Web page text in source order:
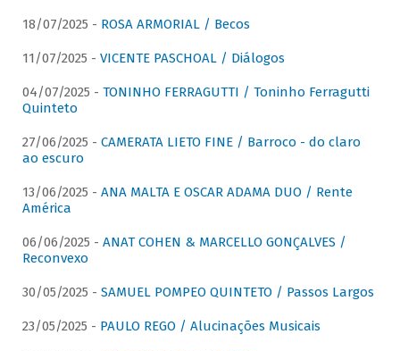
18/07/2025 - ROSA ARMORIAL / Becos
11/07/2025 - VICENTE PASCHOAL / Diálogos
04/07/2025 - TONINHO FERRAGUTTI / Toninho Ferragutti
Quinteto
27/06/2025 - CAMERATA LIETO FINE / Barroco - do claro
ao escuro
13/06/2025 - ANA MALTA E OSCAR ADAMA DUO / Rente
América
06/06/2025 - ANAT COHEN & MARCELLO GONÇALVES /
Reconvexo
30/05/2025 - SAMUEL POMPEO QUINTETO / Passos Largos
23/05/2025 - PAULO REGO / Alucinações Musicais